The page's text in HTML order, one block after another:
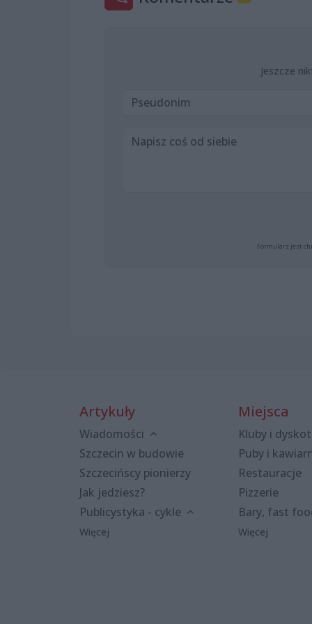
Jeszcze
Formularz jest
Artykuły
Wiadomości
Szczecin w budowie
Szczecińscy pionierzy
Jak jedziesz?
Publicystyka - cykle
Więcej
Miejsca
Kluby i
Puby i
Restauracje
Pizzerie
Bary, fast
Więcej